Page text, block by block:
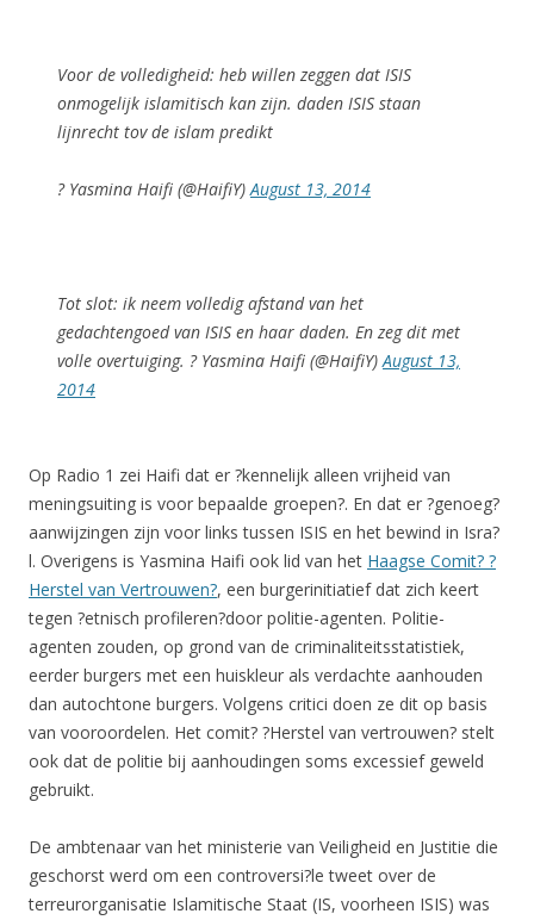
Voor de volledigheid: heb willen zeggen dat ISIS
onmogelijk islamitisch kan zijn. daden ISIS staan
lijnrecht tov de islam predikt
? Yasmina Haifi (@HaifiY)August 13, 2014
Tot slot: ik neem volledig afstand van het
gedachtengoed van ISIS en haar daden. En zeg dit met
volle overtuiging. ? Yasmina Haifi (@HaifiY)August 13,
2014
Op Radio 1 zei Haifi dat er ?kennelijk alleen vrijheid van
meningsuiting is voor bepaalde groepen?. En dat er ?genoeg?
aanwijzingen zijn voor links tussen ISIS en het bewind in Isra?
l. Overigens is Yasmina Haifi ook lid van het Haagse Comit? ?
Herstel van Vertrouwen?, een burgerinitiatief dat zich keert
tegen ?etnisch profileren?door politie-agenten. Politie-
agenten zouden, op grond van de criminaliteitsstatistiek,
eerder burgers met een huiskleur als verdachte aanhouden
dan autochtone burgers. Volgens critici doen ze dit op basis
van vooroordelen. Het comit? ?Herstel van vertrouwen? stelt
ook dat de politie bij aanhoudingen soms excessief geweld
gebruikt.
De ambtenaar van het ministerie van Veiligheid en Justitie die
geschorst werd om een controversi?le tweet over de
terreurorganisatie Islamitische Staat (IS, voorheen ISIS) was